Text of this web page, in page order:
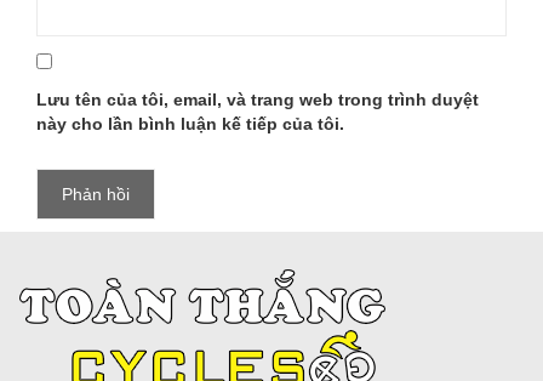
Lưu tên của tôi, email, và trang web trong trình duyệt
này cho lần bình luận kế tiếp của tôi.